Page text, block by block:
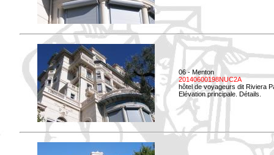
06 - Menton
20140600198NUC2A
hôtel de voyageurs dit Riviera
Elévation principale. Détails.